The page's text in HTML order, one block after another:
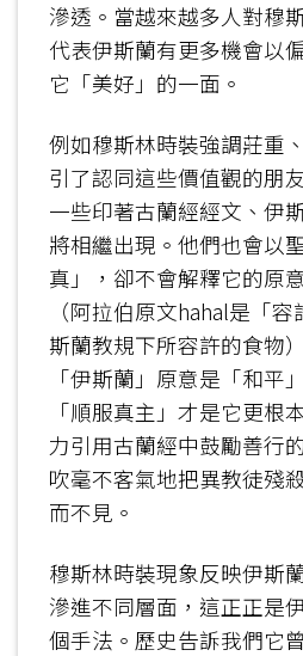
滲透。當越來越多人對穆
代表伊斯蘭有更多機會以
它「美好」的一面。
例如穆斯林時裝強調莊重
引了認同這些價值觀的朋
一些印著古蘭經經文、伊
將相繼出現。他們也會以
真」，卻不會解釋它的原
（阿拉伯原文hahal是「
斯蘭教規下所容許的食物
「伊斯蘭」原意是「和平
「順服真主」才是它更根
力引用古蘭經中鼓勵善行
吹毫不客氣地把異教徒殘
而不見。
穆斯林時裝現象反映伊斯
滲進不同層面，這正正是
個手法。歷史告訴我們它